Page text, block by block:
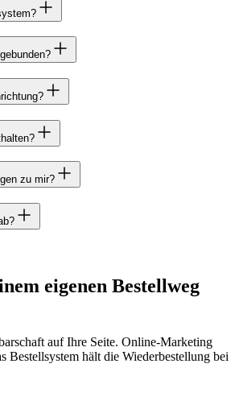
zu mir?
eigenen Bestellweg
auf Ihre Seite. Online-Marketing
Bestellsystem hält die Wiederbestellung bei